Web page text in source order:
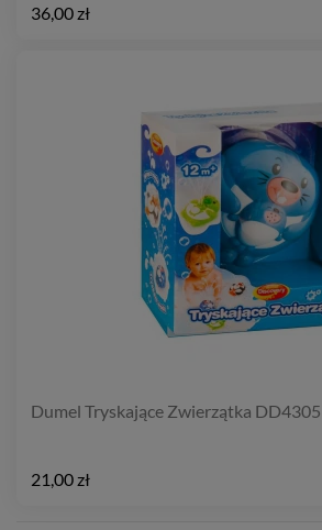
36,00 zł
Dumel Tryskające Zwierzątka DD4305
21,00 zł